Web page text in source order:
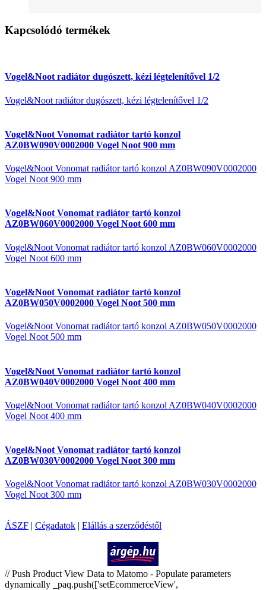
Kapcsolódó termékek
Vogel&Noot radiátor dugószett, kézi légtelenítővel 1/2
Vogel&Noot radiátor dugószett, kézi légtelenítővel 1/2
Vogel&Noot Vonomat radiátor tartó konzol
AZ0BW090V0002000 Vogel Noot 900 mm
Vogel&Noot Vonomat radiátor tartó konzol AZ0BW090V0002000
Vogel Noot 900 mm
Vogel&Noot Vonomat radiátor tartó konzol
AZ0BW060V0002000 Vogel Noot 600 mm
Vogel&Noot Vonomat radiátor tartó konzol AZ0BW060V0002000
Vogel Noot 600 mm
Vogel&Noot Vonomat radiátor tartó konzol
AZ0BW050V0002000 Vogel Noot 500 mm
Vogel&Noot Vonomat radiátor tartó konzol AZ0BW050V0002000
Vogel Noot 500 mm
Vogel&Noot Vonomat radiátor tartó konzol
AZ0BW040V0002000 Vogel Noot 400 mm
Vogel&Noot Vonomat radiátor tartó konzol AZ0BW040V0002000
Vogel Noot 400 mm
Vogel&Noot Vonomat radiátor tartó konzol
AZ0BW030V0002000 Vogel Noot 300 mm
Vogel&Noot Vonomat radiátor tartó konzol AZ0BW030V0002000
Vogel Noot 300 mm
ÁSZF | Cégadatok | Elállás a szerződéstől
// Push Product View Data to Matomo - Populate parameters
dynamically _paq.push(['setEcommerceView',